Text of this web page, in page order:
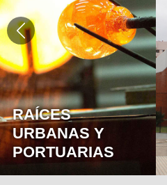
AVELLANEDA A
PIE, UNA CIUDAD
QUE SE CUENTA
CAMINANDO